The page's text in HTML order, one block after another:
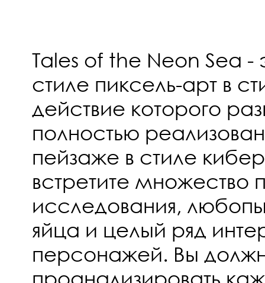
Tales of the Neon Sea -
стиле пиксель-арт в
действие которого
полностью
пейзаже в стиле
встретите множество
исследования,
яйца и целый ряд
персонажей. Вы